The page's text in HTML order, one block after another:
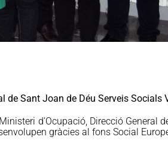
de Sant Joan de Déu Serveis Socials
d’Ocupació, Direcció General
gràcies al fons Social